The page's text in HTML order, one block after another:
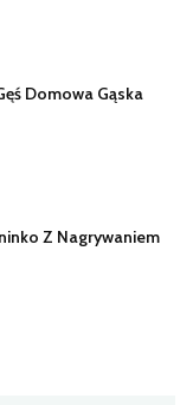
Domowa Gąska
Z Nagrywaniem